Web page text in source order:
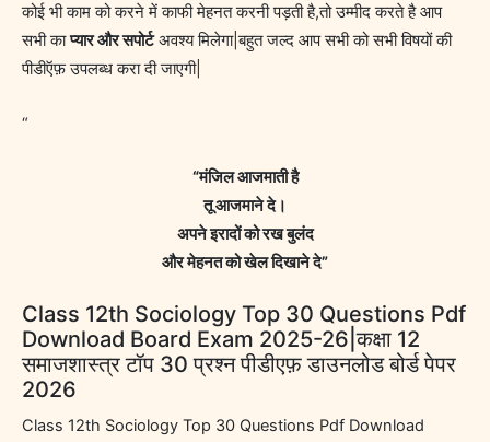
कोई भी काम को करने में काफी मेहनत करनी पड़ती है,तो उम्मीद करते है आप
सभी काप्यार और सपोर्टअवश्य मिलेगा|बहुत जल्द आप सभी को सभी विषयों की
पीडीऍफ़ उपलब्ध करा दी जाएगी|
“
“मंजिल आजमाती है
तू आजमाने दे।
अपने इरादों को रख बुलंद
और मेहनत को खेल दिखाने दे”
Class 12th Sociology Top 30 Questions Pdf
Download Board Exam 2025-26|कक्षा 12
समाजशास्त्र टॉप 30 प्रश्न पीडीएफ़ डाउनलोड बोर्ड पेपर
2026
Class 12th Sociology Top 30 Questions Pdf Download